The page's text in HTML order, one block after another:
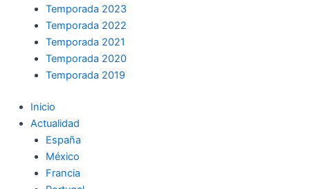
Temporada 2023
Temporada 2022
Temporada 2021
Temporada 2020
Temporada 2019
Inicio
Actualidad
España
México
Francia